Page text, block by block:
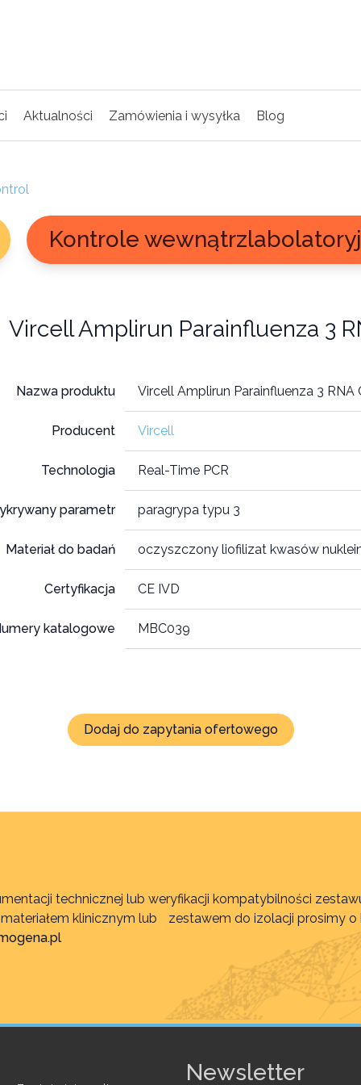
Aktualności Zamówienia i wysyłka Blog
Kontrole
Vircell Amplirun Parainfluenza 3
Nazwa produktu Vircell Amplirun Parainfluenza 3 RNA
Producent Vircell
Technologia Real-Time PCR
parametr paragrypa typu 3
Materiał do badań oczyszczony liofilizat kwasów
Certyfikacja CE IVD
katalogowe MBC039
Dodaj do zapytania ofertowego
technicznej lub weryfikacji kompatybilności
klinicznym lub zestawem do izolacji prosimy o
Newsletter